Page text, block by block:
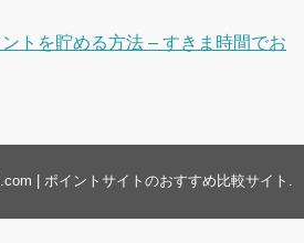
トを貯める方法 – すきま時間でお
| ポイントサイトのおすすめ比較サイト .